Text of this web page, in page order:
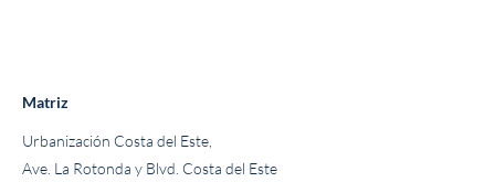
Matriz
Urbanización Costa del Este,
Ave. La Rotonda y Blvd. Costa del Este